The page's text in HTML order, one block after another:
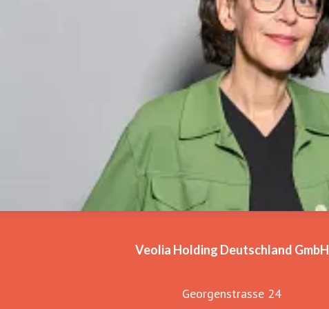
Veolia Holding Deutschland GmbH
Georgenstrasse 24